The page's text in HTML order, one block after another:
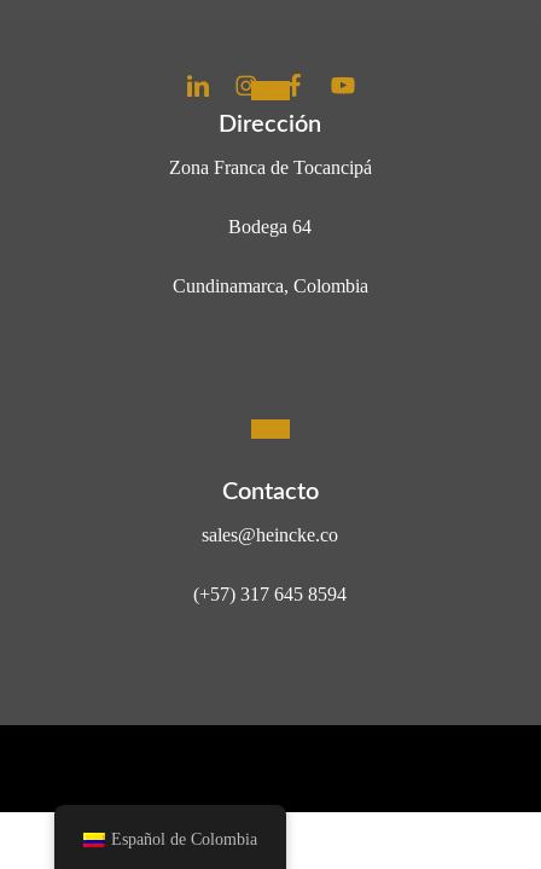
Dirección
Zona Franca de Tocancipá
Bodega 64
Cundinamarca, Colombia
Contacto
sales@heincke.co
(+57) 317 645 8594
Español de Colombia